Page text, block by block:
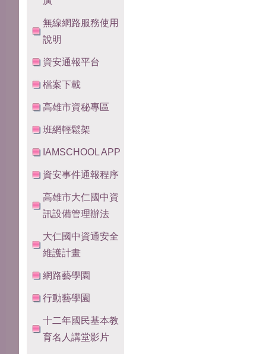
無線網路服務使用
說明
資安通報平台
檔案下載
高雄市資秘專區
班網輕鬆架
IAMSCHOOL APP
資安事件通報程序
高雄市大仁國中資
訊設備管理辦法
大仁國中資通安全
維護計畫
網路藝學園
行動藝學園
十二年國民基本教
育名人講堂影片